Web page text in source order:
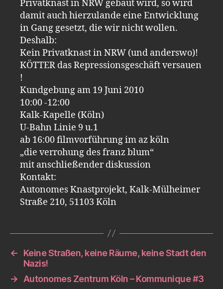
Privatknast in NRW gebaut wird, so wird
damit auch hierzulande eine Entwicklung
in Gang gesetzt, die wir nicht wollen.
Deshalb:
Kein Privatknast in NRW (und anderswo)!
KÖTTER das Repressionsgeschäft versauen
!
Kundgebung am 19 Juni 2010
10:00 -12:00
Kalk-Kapelle (Köln)
U-Bahn Linie 9 u.1
ab 16:00 filmvorführung im az köln
„die verrohung des franz blum“
mit anschließender diskussion
Kontakt:
Autonomes Knastprojekt, Kalk-Mülheimer
Straße 210, 51103 Köln
←
Keine Straßen, keine Räume, keine Stadt den
Nazis!
→
Autonomes Zentrum Köln – Kommunique #3